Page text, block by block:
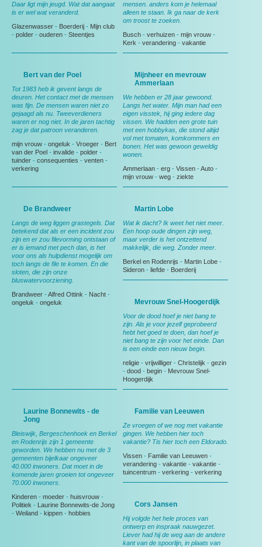
Daar ligt mijn jeugd. Wat dat aangaat
is er wel wat veranderd.
Glazenwasser - Boerderij - Mijn club
- polder - ouderen - Steentjes
mensen. anders kom je helemaal
alleen te staan. Ik ga naar de kerk
om troost te zoeken.
Busch - verhuizen - mijn vrouw -
Kerk - verandering - vakantie
Bert van der Poel
Tot 1983 heb ik gevent langs de
deuren. Het contact met de mensen
was fijn. De mensen waren niet zo
gejaagd als nu. Tweeverdieners
waren er nog niet. In de jaren tachtig
zag je dat patroon veranderen.
mijn vrouw - ongeluk - Vroeger - Bert
van der Poel - invalide - polder -
tuinder - consequenties - venten -
verkering
Mijnheer en mevrouw
Ammerlaan
We hebben er 28 jaar gewoond.
Langs het water. Mijn man had een
eigen visstek, hij ging iedere dag
vissen. We hadden een grote tuin
met een hobbykas, die stond altijd
vol met tomaten, komkommers en
bonen. Het was gewoon geweldig
wonen.
Ammerlaan - erg - Vissen -Auto -
mijn vrouw - weg - ziekte
De Brandweer
Langs de weg liggen grastegels. Dat
betekend dat als er een incident zou
zijn en er zou filevorming ontstaan of
er is iemand met pech dan, is het
voor ons als hulpdienst mogelijk om
toch langs de file te komen. En die
sloten, die zijn onze
bluswatervoorziening.
Brandweer - Alfred Ottink - Nacht -
ongeluk - ongeluk
Martin Lobe
Wat ik dacht? Ik weet het niet meer.
Een hoop oude dingen zijn weg,
maar verder is het ontzettend
makkelijk, die weg. Zonder meer.
Berkel en Rodenrijs - Martin Lobe -
Sideron - liefde - Boerderij
Mevrouw Snel-Hoogerdijk
Voor de dood hoef je niet bang te
zijn. Als je voor jezelf geprobeerd
hebt het goed te doen, dan hoef je
niet bang te zijn voor het einde. Dan
is een einde een nieuw begin.
religie - vrijwilliger - Christelijk - gezin
- dood - begin - Mevrouw Snel-
Hoogerdijk
Laurine Bonnewits - de
Jong
Bleiswijk, Bergeschenhoek en Berkel
en Rodenrijs zijn 1 gemeente
geworden. We hebben nu met de 3
gemeenten bijelkaar ongeveer
40.000 inwoners. Dat moet in de
komende jaren groeien tot ongeveer
70.000 inwoners.
Kinderen - moeder - huisvrouw -
Politiek - Laurine Bonnewits-de Jong
- Weiland - kippen - hobbies
Familie van Leeuwen
Ze vroegen of we nog met vakantie
gingen. We hebben hier toch
vakantie? Tis hier toch een Eldorado.
Vissen - Familie van Leeuwen -
verandering - vakantie - vakantie -
tuincentrum - verkering - verkering
Cors Jansen
Hij volgde het hele proces van
ontwerp en inspraak nauwgezet.
Liever had hij de weg aan de andere
kant van de spoorlijn, in plaats van